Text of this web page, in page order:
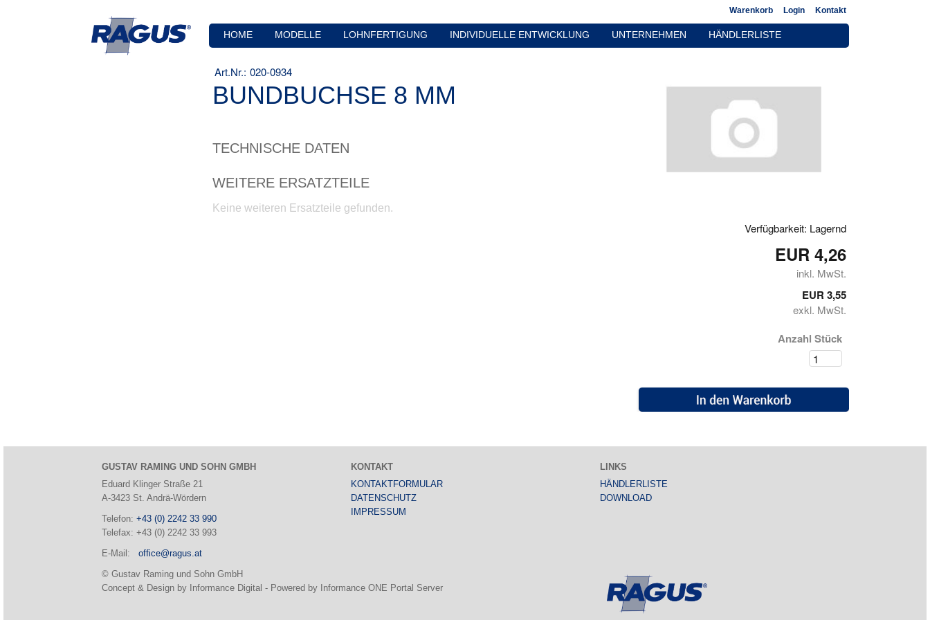
Warenkorb Login Kontakt
HOME MODELLE LOHNFERTIGUNG INDIVIDUELLE ENTWICKLUNG UNTERNEHMEN HÄNDLERLISTE
020-0934
BUNDBUCHSE 8 MM
TECHNISCHE DATEN
WEITERE ERSATZTEILE
Keine weiteren Ersatzteile gefunden.
Verfügbarkeit: Lagernd
EUR 4,26
inkl. MwSt.
EUR 3,55
exkl. MwSt.
Anzahl Stück
GUSTAV RAMING UND SOHN GMBH
Eduard Klinger Straße 21
A-3423 St. Andrä-Wördern
Telefon: +43 (0) 2242 33 990
Telefax: +43 (0) 2242 33 993
E-Mail: office@ragus.at
KONTAKT
KONTAKTFORMULAR
DATENSCHUTZ
IMPRESSUM
LINKS
HÄNDLERLISTE
DOWNLOAD
© Gustav Raming und Sohn GmbH
Concept & Design by Informance Digital - Powered by Informance ONE Portal Server